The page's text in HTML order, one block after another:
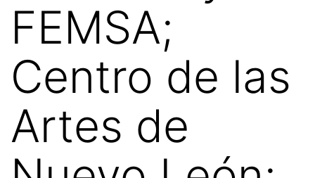
FEMSA;
Centro de las
Artes de